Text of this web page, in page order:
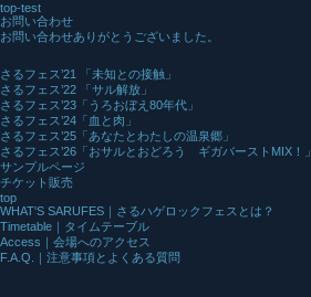
top-test
お問い合わせ
お問い合わせありがとうございました。
さるフェス’21 「未知との接触」
さるフェス’22 「サル解放」
さるフェス’23「うろおぼえ80年代」
さるフェス’24「血と肉」
さるフェス’25「あなたとわたしの温泉郷」
さるフェス’26「おサルとおどろう ギガバーストMIX！」
サンプルページ
チケット販売
top
WHAT'S SARUFES｜さるハゲロックフェスとは？
Timetable｜タイムテーブル
Access｜会場へのアクセス
F.A.Q.｜注意事項とよくある質問